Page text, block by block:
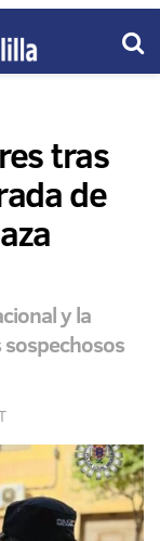
tras
de
y la
sospechosos